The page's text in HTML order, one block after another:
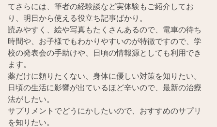
てさらには、筆者の経験談など実体験もご紹介してお
り、明日から使える役立ち記事ばかり。
読みやすく、絵や写真もたくさんあるので、電車の待ち
時間や、お子様でもわかりやすいのが特徴ですので、学
校の発表会の手助けや、日頃の情報源としても利用でき
ます。
薬だけに頼りたくない、身体に優しい対策を知りたい。
日頃の生活に影響が出ているほど辛いので、最新の治療
法がしたい。
サプリメントでどうにかしたいので、おすすめのサプリ
を知りたい。